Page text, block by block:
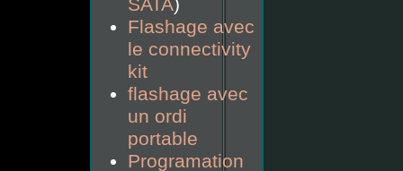
SATA)
Flashage avec
le connectivity
kit
flashage avec
un ordi
portable
Programation